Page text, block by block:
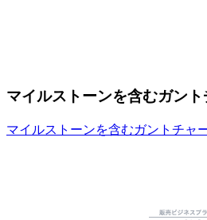
マイルストーンを含むガント
マイルストーンを含むガントチャ